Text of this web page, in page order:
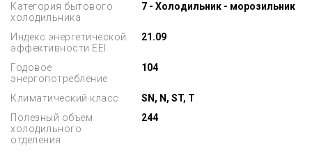
Категория бытового
холодильника
7 - Холодильник - морозильник
Индекс энергетической
эффективности EEI
21.09
Годовое
энергопотребление
104
Климатический класс
SN, N, ST, T
Полезный объем
холодильного
отделения
244